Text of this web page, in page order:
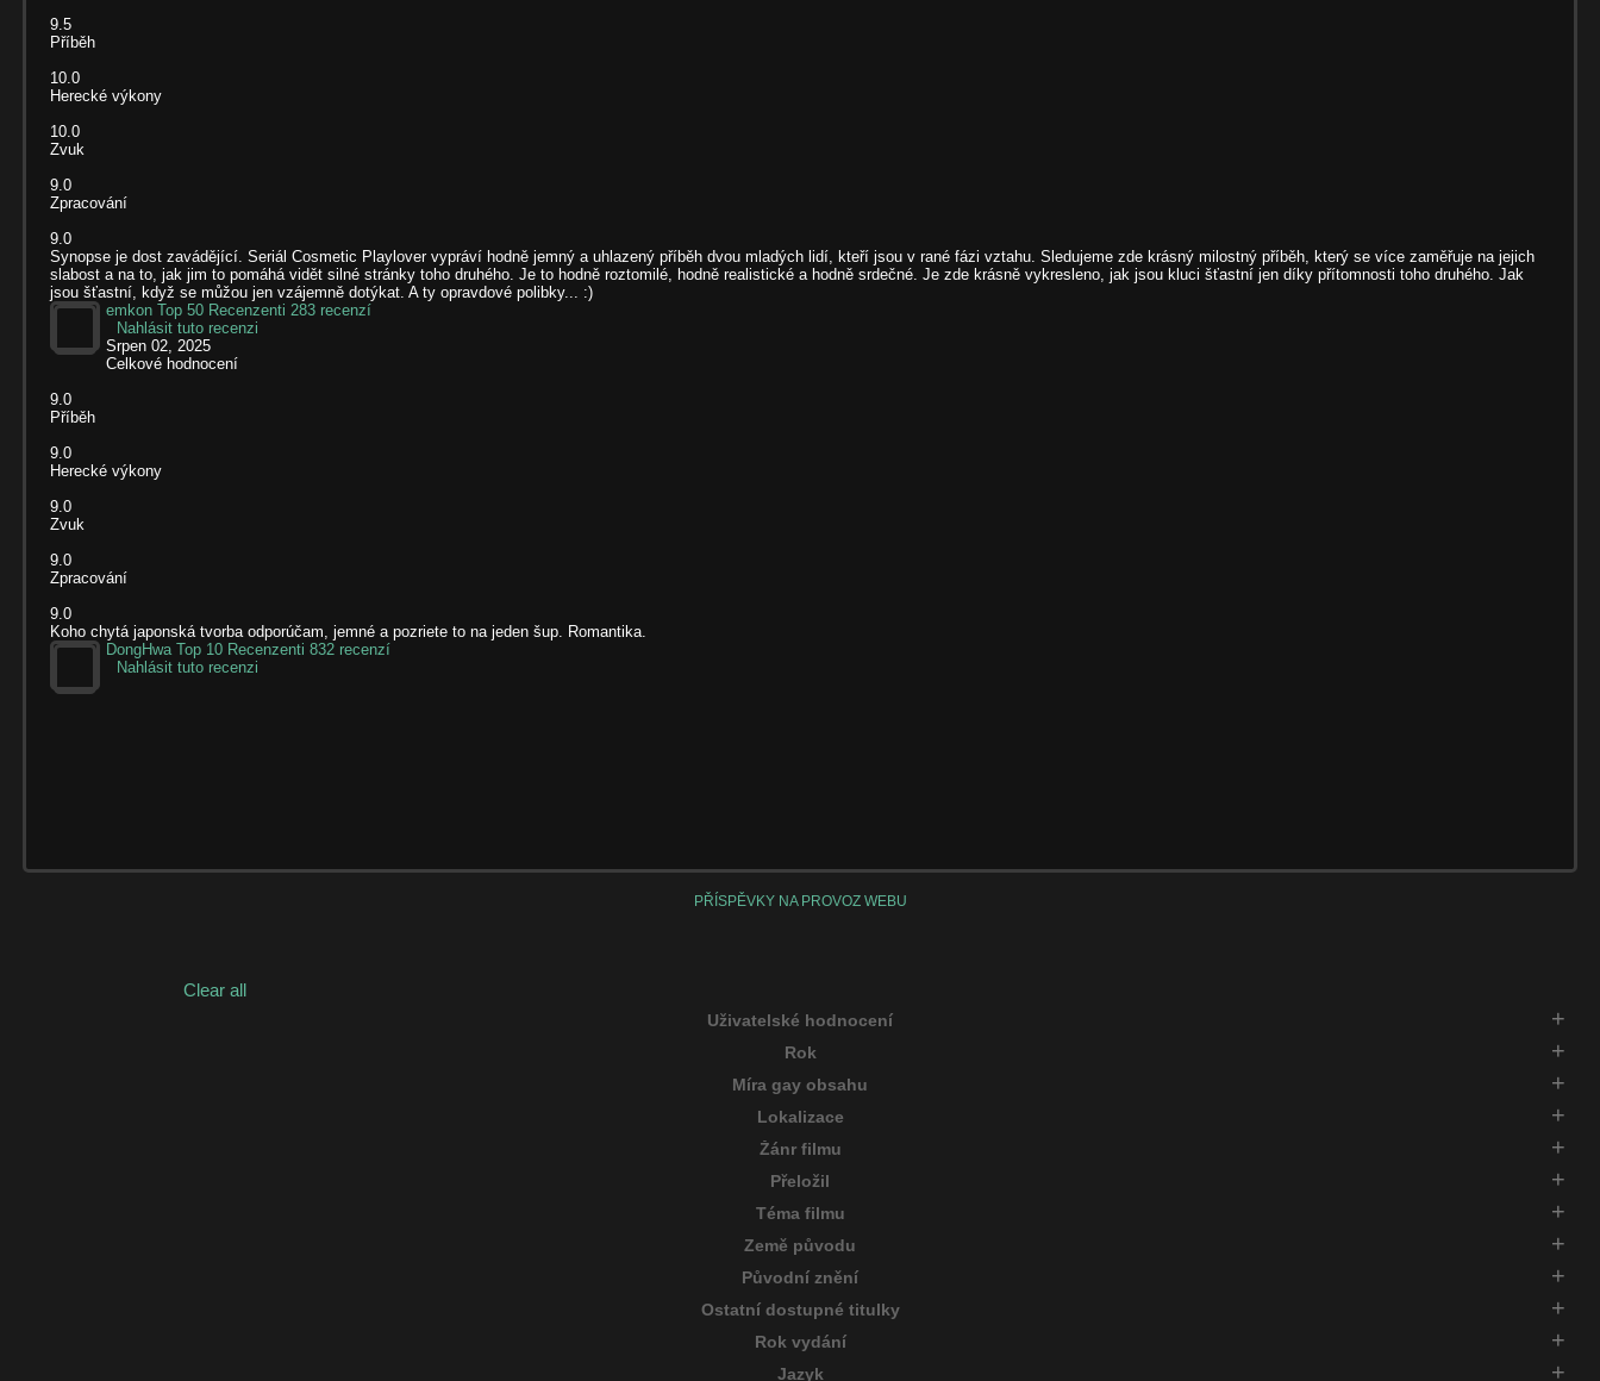
9.5
Příběh
10.0
Herecké výkony
10.0
Zvuk
9.0
Zpracování
9.0
Synopse je dost zavádějící. Seriál Cosmetic Playlover vypráví hodně jemný a uhlazený příběh dvou mladých lidí, kteří jsou v rané fázi vztahu. Sledujeme zde krásný milostný příběh, který se více zaměřuje na jejich
slabost a na to, jak jim to pomáhá vidět silné stránky toho druhého. Je to hodně roztomilé, hodně realistické a hodně srdečné. Je zde krásně vykresleno, jak jsou kluci šťastní jen díky přítomnosti toho druhého. Jak
jsou šťastní, když se můžou jen vzájemně dotýkat. A ty opravdové polibky... :)
emkon Top 50 Recenzenti 283 recenzí
Nahlásit tuto recenzi
Srpen 02, 2025
Celkové hodnocení
9.0
Příběh
9.0
Herecké výkony
9.0
Zvuk
9.0
Zpracování
9.0
Koho chytá japonská tvorba odporúčam, jemné a pozriete to na jeden šup. Romantika.
DongHwa Top 10 Recenzenti 832 recenzí
Nahlásit tuto recenzi
PŘÍSPĚVKY NA PROVOZ WEBU
Clear all
Uživatelské hodnocení
Rok
Míra gay obsahu
Lokalizace
Žánr filmu
Přeložil
Téma filmu
Země původu
Původní znění
Ostatní dostupné titulky
Rok vydání
Jazyk